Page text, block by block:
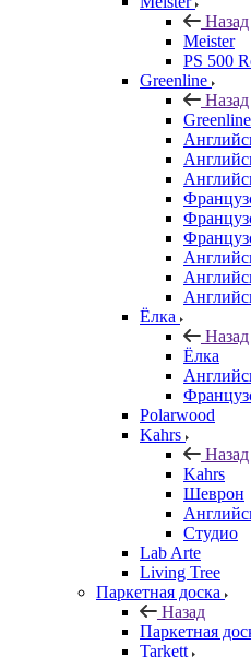
Назад
Meister
PS 500
Greenline
Назад
Greenline
Ёлка
Назад
Ёлка
Polarwood
Kahrs
Назад
Kahrs
Шеврон
Студио
Lab Arte
Living Tree
Паркетная доска
Назад
Паркетная
Tarkett